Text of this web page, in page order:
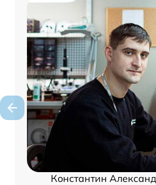
Константин